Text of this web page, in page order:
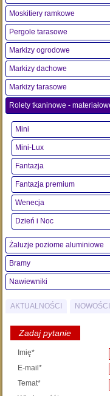
Moskitiery ramkowe
Pergole tarasowe
Markizy ogrodowe
Markizy dachowe
Markizy tarasowe
Rolety tkaninowe -
Mini
Mini-Lux
Fantazja
Fantazja premium
Wenecja
Dzień i Noc
Żaluzje poziome aluminiowe
Bramy
Nawiewniki
AKTUALNOŚCI NOWOŚCI
Zadaj pytanie
Imię*
E-mail*
Temat*